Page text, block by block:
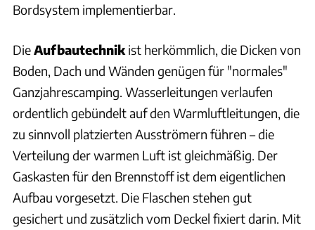
Bordsystem implementierbar.
DieAufbautechnik ist herkömmlich, die Dicken von
Boden, Dach und Wänden genügen für "normales"
Ganzjahrescamping. Wasserleitungen verlaufen
ordentlich gebündelt auf den Warmluftleitungen, die
zu sinnvoll platzierten Ausströmern führen – die
Verteilung der warmen Luft ist gleichmäßig. Der
Gaskasten für den Brennstoff ist dem eigentlichen
Aufbau vorgesetzt. Die Flaschen stehen gut
gesichert und zusätzlich vom Deckel fixiert darin. Mit